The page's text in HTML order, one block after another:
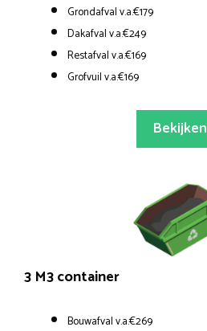
Grondafval v.a.€179
Dakafval v.a.€249
Restafval v.a.€169
Grofvuil v.a.€169
Bekijken
3 M3 container
Bouwafval v.a.€269